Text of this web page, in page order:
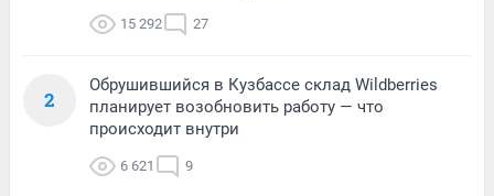
15 292 27
2
Обрушившийся в Кузбассе склад Wildberries
планирует возобновить работу — что
происходит внутри
6 621 9